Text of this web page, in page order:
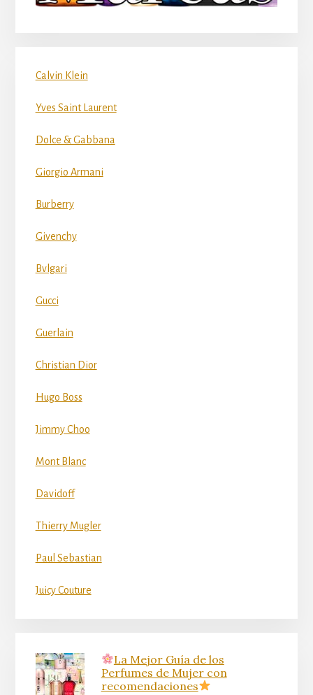
Calvin Klein
Yves Saint Laurent
Dolce & Gabbana
Giorgio Armani
Burberry
Givenchy
Bvlgari
Gucci
Guerlain
Christian Dior
Hugo Boss
Jimmy Choo
Mont Blanc
Davidoff
Thierry Mugler
Paul Sebastian
Juicy Couture
La Mejor Guía de los
Perfumes de Mujer con
recomendaciones